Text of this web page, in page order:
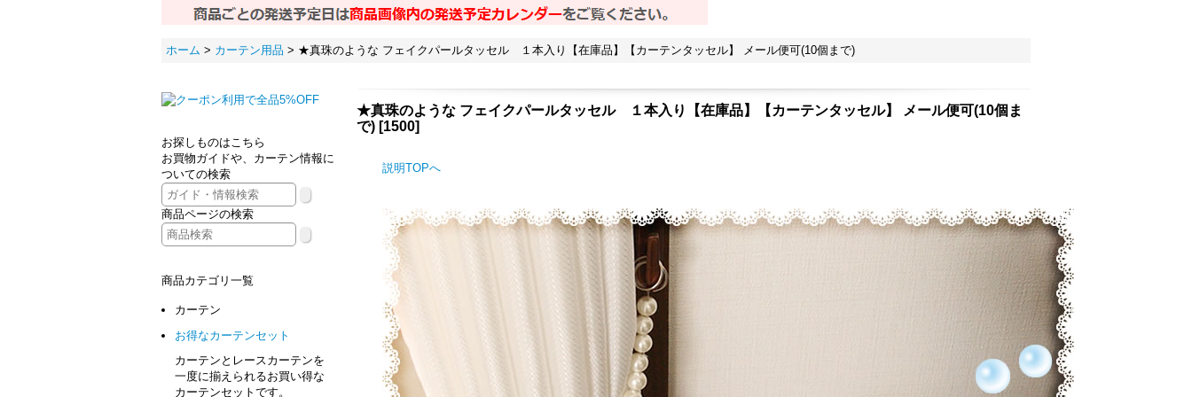
ホーム > カーテン用品 > ★真珠のような フェイクパールタッセル １本入り【在庫品】【カーテンタッセル】 メール便可(10個まで)
お探しものはこちら
お買物ガイドや、カーテン情報に
ついての検索
商品ページの検索
商品カテゴリ一覧
カーテン
お得なカーテンセット
カーテンとレースカーテンを
一度に揃えられるお買い得な
カーテンセットです。
★真珠のような フェイクパールタッセル １本入り【在庫品】【カーテンタッセル】 メール便可(10個ま
で) [1500]
説明TOPへ